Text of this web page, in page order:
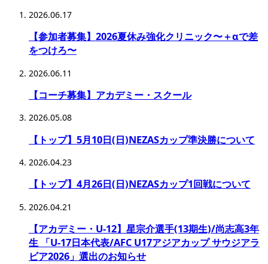
2026.06.17
【参加者募集】2026夏休み強化クリニック〜＋αで差
をつけろ〜
2026.06.11
【コーチ募集】アカデミー・スクール
2026.05.08
【トップ】5月10日(日)NEZASカップ準決勝について
2026.04.23
【トップ】4月26日(日)NEZASカップ1回戦について
2026.04.21
【アカデミー・U-12】星宗介選手(13期生)/尚志高3年
生 「U-17日本代表/AFC U17アジアカップ サウジアラ
ビア2026」選出のお知らせ